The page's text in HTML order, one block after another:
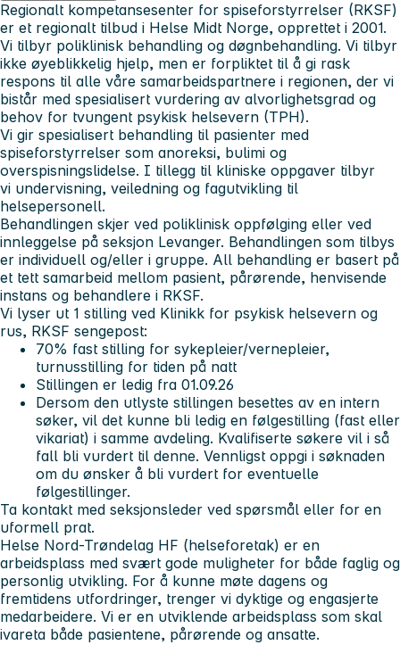
Regionalt kompetansesenter for spiseforstyrrelser (RKSF)
er et regionalt tilbud i Helse Midt Norge, opprettet i 2001.
Vi tilbyr poliklinisk behandling og døgnbehandling. Vi tilbyr
ikke øyeblikkelig hjelp, men er forpliktet til å gi rask
respons til alle våre samarbeidspartnere i regionen, der vi
bistår med spesialisert vurdering av alvorlighetsgrad og
behov for tvungent psykisk helsevern (TPH).
Vi gir spesialisert behandling til pasienter med
spiseforstyrrelser som anoreksi, bulimi og
overspisningslidelse. I tillegg til kliniske oppgaver tilbyr
vi undervisning, veiledning og fagutvikling til
helsepersonell.
Behandlingen skjer ved poliklinisk oppfølging eller ved
innleggelse på seksjon Levanger. Behandlingen som tilbys
er individuell og/eller i gruppe. All behandling er basert på
et tett samarbeid mellom pasient, pårørende, henvisende
instans og behandlere i RKSF.
Vi lyser ut 1 stilling ved Klinikk for psykisk helsevern og
rus, RKSF sengepost:
70% fast stilling for sykepleier/vernepleier,
turnusstilling for tiden på natt
Stillingen er ledig fra 01.09.26
Dersom den utlyste stillingen besettes av en intern
søker, vil det kunne bli ledig en følgestilling (fast eller
vikariat) i samme avdeling. Kvalifiserte søkere vil i så
fall bli vurdert til denne. Vennligst oppgi i søknaden
om du ønsker å bli vurdert for eventuelle
følgestillinger.
Ta kontakt med seksjonsleder ved spørsmål eller for en
uformell prat.
Helse Nord-Trøndelag HF (helseforetak) er en
arbeidsplass med svært gode muligheter for både faglig og
personlig utvikling. For å kunne møte dagens og
fremtidens utfordringer, trenger vi dyktige og engasjerte
medarbeidere. Vi er en utviklende arbeidsplass som skal
ivareta både pasientene, pårørende og ansatte.